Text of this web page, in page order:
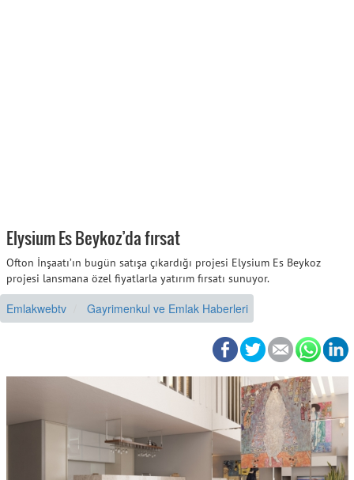
Elysium Es Beykoz’da fırsat
Ofton İnşaatı’ın bugün satışa çıkardığı projesi Elysium Es Beykoz
projesi lansmana özel fiyatlarla yatırım fırsatı sunuyor.
Emlakwebtv Gayrimenkul ve Emlak Haberleri